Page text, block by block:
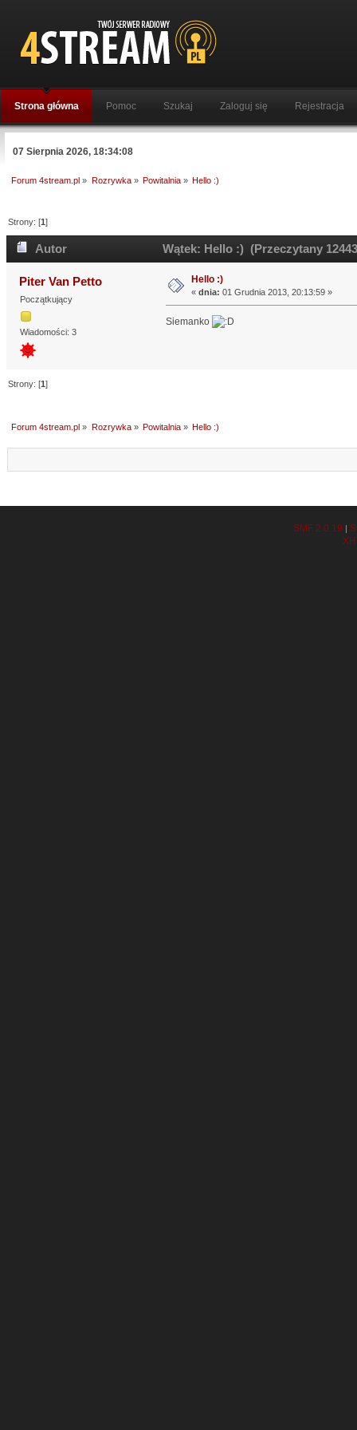
Strona główna Pomoc Szukaj Zaloguj się Rejestracja
07 Sierpnia 2026, 18:34:08
Forum 4stream.pl » Rozrywka» Powitalnia» Hello :)
Strony: [1]
Autor Wątek: Hello :) (Przeczytany
Piter Van Petto
Początkujący
Wiadomości: 3
Hello :)
« dnia: 01 Grudnia 2013, 20:13:59 »
Siemanko
Strony: [1]
Forum 4stream.pl » Rozrywka» Powitalnia» Hello :)
SMF 2.0.19 |